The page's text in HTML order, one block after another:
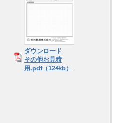
ダウンロード
その他お見積
用.pdf（124kb）